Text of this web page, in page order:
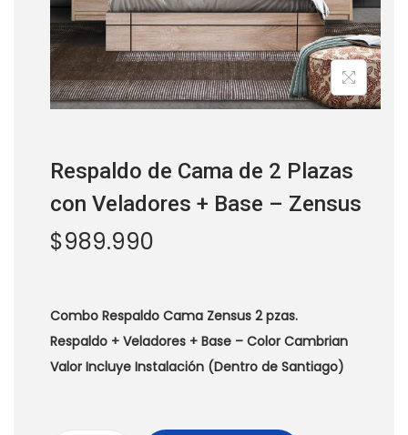
a
c
i
ó
n
i
d
o
Respaldo de Cama de 2 Plazas
con Veladores + Base – Zensus
$989.990
Combo Respaldo Cama Zensus 2 pzas.
Respaldo + Veladores + Base – Color Cambrian
Valor Incluye Instalación (Dentro de Santiago)